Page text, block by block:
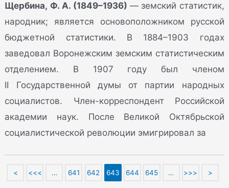
Щербина, Ф. А. (1849–1936) — земский статистик,
народник; является основоположником русской
бюджетной статистики. В 1884–1903 годах
заведовал Воронежским земским статистическим
отделением. В 1907 году был членом
II Государственной думы от партии народных
социалистов. Член-корреспондент Российской
академии наук. После Великой Октябрьской
социалистической революции эмигрировал за
< <<< … 641 642 643 644 645 … >>> >